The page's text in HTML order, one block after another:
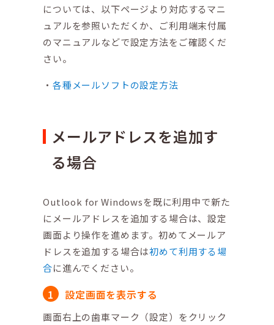
については、以下ページより対応するマニ
ュアルを参照いただくか、ご利用端末付属
のマニュアルなどで設定方法をご確認くだ
さい。
各種メールソフトの設定方法
メールアドレスを追加す
る場合
Outlook for Windowsを既に利用中で新た
にメールアドレスを追加する場合は、設定
画面より操作を進めます。初めてメールア
ドレスを追加する場合は初めて利用する場
合に進んでください。
設定画面を表示する
画面右上の歯車マーク（設定）をクリック